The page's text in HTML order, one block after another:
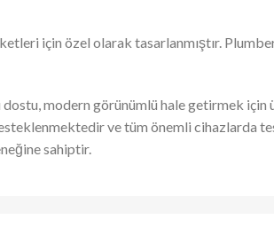
için özel olarak tasarlanmıştır.
modern görünümlü hale getirmek için
ve tüm önemli cihazlarda
sahiptir.